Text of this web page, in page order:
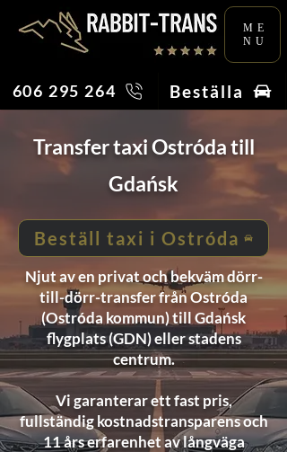
ME
NU
606 295 264 Beställa
Transfer taxi Ostróda till
Gdańsk
Beställ taxi i Ostróda
Njut av en privat och bekväm dörr-
till-dörr-transfer från Ostróda
(Ostróda kommun) till Gdańsk
flygplats (GDN) eller stadens
centrum.
Vi garanterar ett fast pris,
fullständig kostnadstransparens och
11 års erfarenhet av långväga